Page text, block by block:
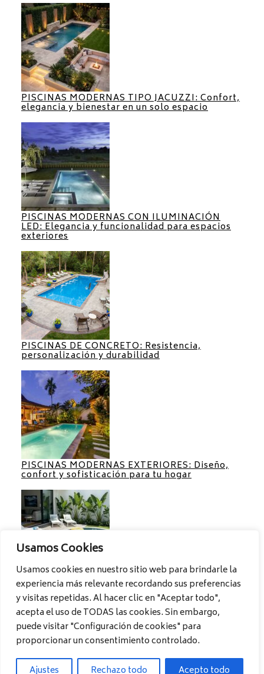
Usamos Cookies
Usamos cookies en nuestro sitio web para brindarle la
experiencia más relevante recordando sus preferencias
y visitas repetidas. Al hacer clic en "Aceptar todo",
acepta el uso de TODAS las cookies. Sin embargo,
puede visitar "Configuración de cookies" para
proporcionar un consentimiento controlado.
Ajustes
Rechazo todo Acepto todo
PISCINAS MODERNAS TIPO JACUZZI: Confort,
elegancia y bienestar en un solo espacio
PISCINAS MODERNAS CON ILUMINACIÓN
LED: Elegancia y funcionalidad para espacios
exteriores
PISCINAS DE CONCRETO: Resistencia,
personalización y durabilidad
PISCINAS MODERNAS EXTERIORES: Diseño,
confort y sofisticación para tu hogar
PISCINAS PARA PATIOS PEQUEÑOS:
Aprovecha al máximo cada espacio
Ideas de piscinas para su casa